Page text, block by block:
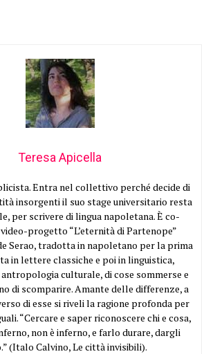
Teresa Apicella
Entra nel collettivo perché decide di
insorgenti il suo stage universitario resta
per scrivere di lingua napoletana. È co-
progetto “L’eternità di Partenope”
Serao, tradotta in napoletano per la prima
in lettere classiche e poi in linguistica,
culturale, di cose sommerse e
di scomparire. Amante delle differenze, a
di esse si riveli la ragione profonda per
“Cercare e saper riconoscere chi e cosa,
non è inferno, e farlo durare, dargli
(Italo Calvino, Le città invisibili).